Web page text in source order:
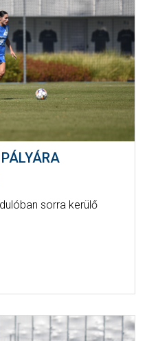
sorra kerülő